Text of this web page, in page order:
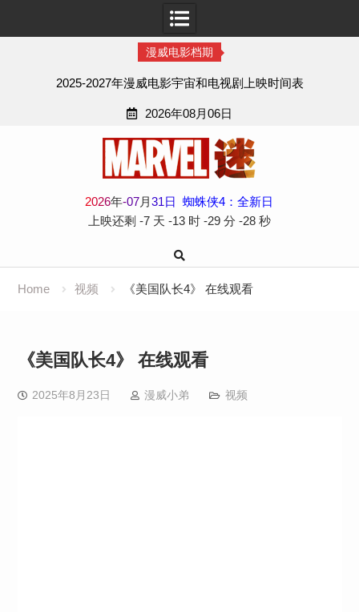
漫威电影档期
2025-2027年漫威电影宇宙和电视剧上映时间表
2026年08月06日
2026年-07月31日
蜘蛛侠4：全新日
上映还剩 -7 天 -13 时 -29 分 -29 秒
Home 视频 《美国队长4》 在线观看
《美国队长4》 在线观看
2025年8月23日 漫威小弟 视频